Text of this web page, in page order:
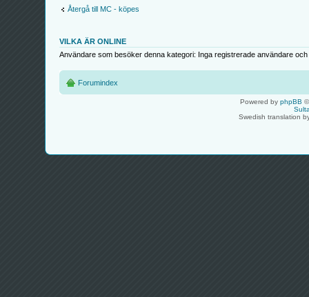
Återgå till MC - köpes
VILKA ÄR ONLINE
Användare som besöker denna kategori: Inga registrerade användare
Forumindex
Powered by phpBB
Swedish translation